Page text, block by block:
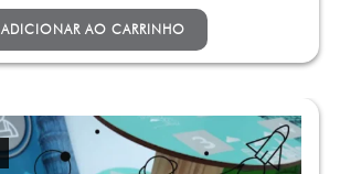
ADICIONAR AO CARRINHO